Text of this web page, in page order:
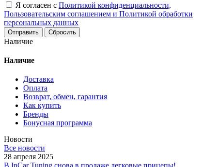
Я согласен с Политикой конфиденциальности,
Пользовательским соглашением и Политикой обработки
персональных данных
Сбросить
Наличие
Наличие
Доставка
Оплата
Возврат, обмен, гарантия
Как купить
Бренды
Бонусная программа
Новости
Все новости
28 апреля 2025